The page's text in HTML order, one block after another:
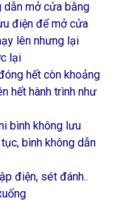
dẫn mở cửa bằng
điện để mở cửa
lên nhưng lại
lại
hết còn khoảng
hết hành trình như
bình không lưu
bình không dẫn
điện, sét đánh..